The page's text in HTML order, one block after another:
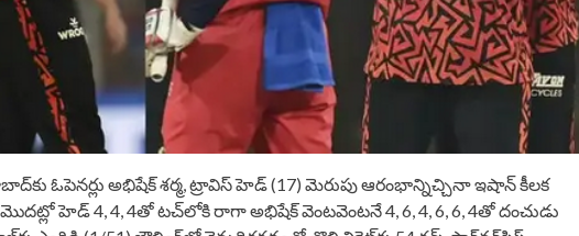
ఓపెనర్లు అభిషేక్‌‌‌‌ శర్మ, ట్రావిస్‌‌‌‌ హెడ్‌‌‌‌ (17) మెరుపు ఆరంభాన్నిచ్చినా ఇషాన్‌‌‌‌ కీలక
హెడ్‌‌‌‌ 4, 4, 4తో టచ్‌‌‌‌లోకి రాగా అభిషేక్‌‌‌‌ వెంటవెంటనే 4, 6, 4, 6, 6, 4తో దంచుడు